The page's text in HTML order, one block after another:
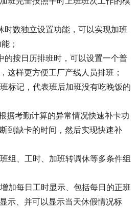
时数独立设置功能，可以实现加班
；
的按日历排班时，可以设置一个普
这样更方便工厂产线人员排班；
标记，代表班后加班没有吃晚饭的
据考勤计算的异常情况快速补卡功
到缺卡的时间，然后实现快速补
组、工时、加班转调休等多条件组
加每日工时显示、包括每日的正班
示、并可以显示当天休假情况标